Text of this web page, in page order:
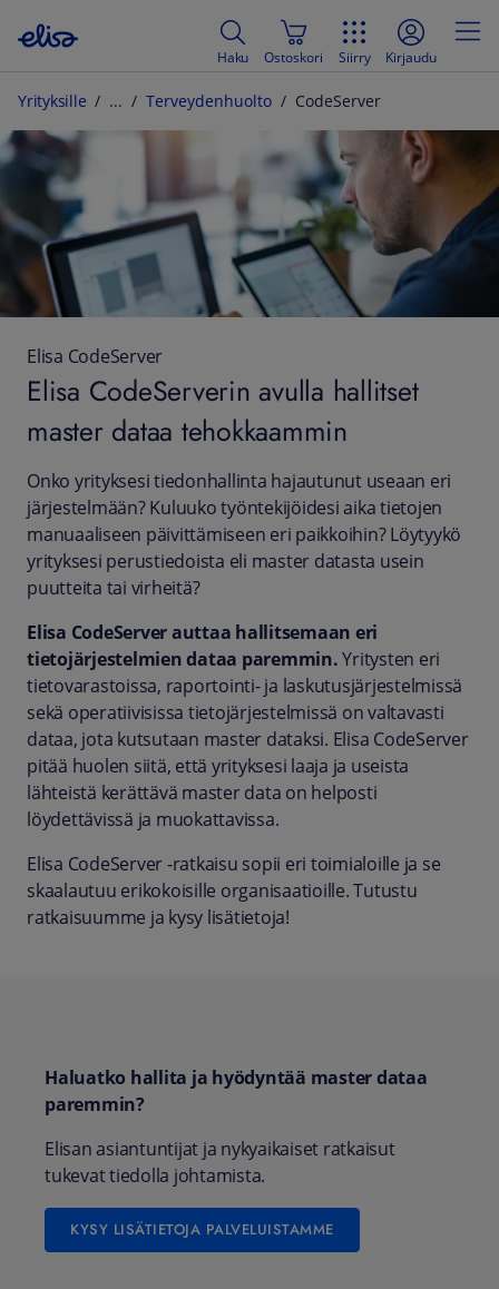
Haku Ostoskori Siirry Kirjaudu
Yrityksille Terveydenhuolto CodeServer
Elisa CodeServer
Elisa CodeServerin avulla hallitset
master dataa tehokkaammin
Onko yrityksesi tiedonhallinta hajautunut useaan eri
järjestelmään? Kuluuko työntekijöidesi aika tietojen
manuaaliseen päivittämiseen eri paikkoihin? Löytyykö
yrityksesi perustiedoista eli master datasta usein
puutteita tai virheitä?
Elisa CodeServer auttaa hallitsemaan eri
tietojärjestelmien dataa paremmin.Yritysten eri
tietovarastoissa, raportointi- ja laskutusjärjestelmissä
sekä operatiivisissa tietojärjestelmissä on valtavasti
dataa, jota kutsutaan master dataksi. Elisa CodeServer
pitää huolen siitä, että yrityksesi laaja ja useista
lähteistä kerättävä master data on helposti
löydettävissä ja muokattavissa.
Elisa CodeServer -ratkaisu sopii eri toimialoille ja se
skaalautuu erikokoisille organisaatioille. Tutustu
ratkaisuumme ja kysy lisätietoja!
Haluatko hallita ja hyödyntää master dataa
paremmin?
Elisan asiantuntijat ja nykyaikaiset ratkaisut
tukevat tiedolla johtamista.
KYSY LISÄTIETOJA PALVELUISTAMME